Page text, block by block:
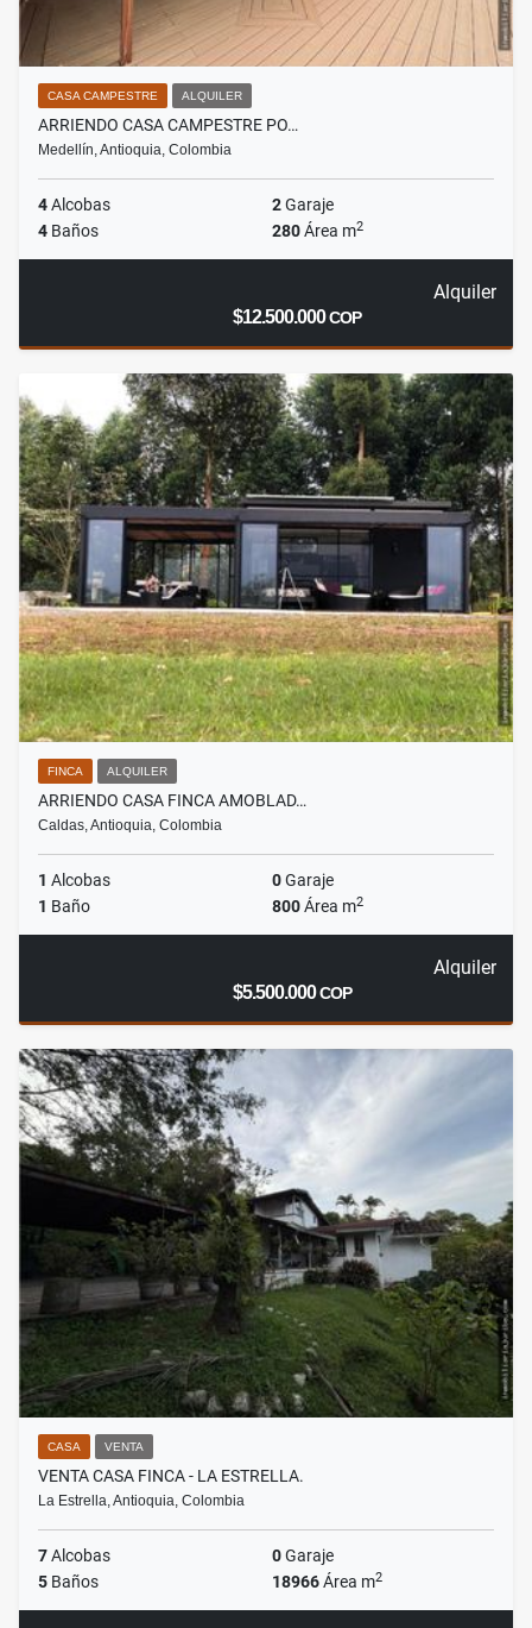
CASA CAMPESTRE ALQUILER
ARRIENDO CASA CAMPESTRE PO…
Medellín, Antioquia, Colombia
4Alcobas 2Garaje
4 Baños 280Área m2
Alquiler
$12.500.000COP
FINCA ALQUILER
ARRIENDO CASA FINCA AMOBLAD…
Caldas, Antioquia, Colombia
1 Alcobas 0Garaje
1 Baño 800Área m2
Alquiler
$5.500.000COP
CASA VENTA
VENTA CASA FINCA - LA ESTRELLA.
La Estrella, Antioquia, Colombia
7Alcobas 0Garaje
5 Baños 18966Área m2